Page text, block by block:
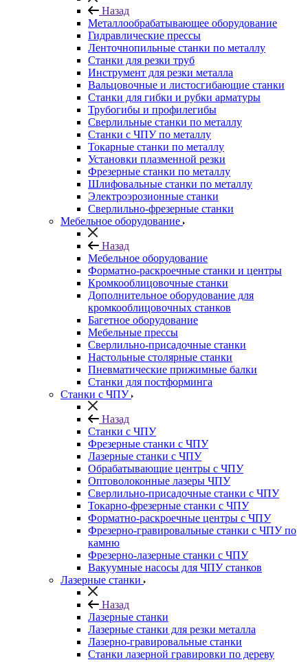
Назад
Металлообрабатывающее оборудование
Гидравлические прессы
Ленточнопильные станки по металлу
Станки для резки труб
Инструмент для резки металла
Вальцовочные и листосгибающие станки
Станки для гибки и рубки арматуры
Трубогибы и профилегибы
Сверлильные станки по металлу
Станки с ЧПУ по металлу
Токарные станки по металлу
Установки плазменной резки
Фрезерные станки по металлу
Шлифовальные станки по металлу
Электроэрозионные станки
Сверлильно-фрезерные станки
Мебельное оборудование
Назад
Мебельное оборудование
Форматно-раскроечные станки и центры
Кромкооблицовочные станки
Дополнительное оборудование для
кромкооблицовочных станков
Багетное оборудование
Мебельные прессы
Сверлильно-присадочные станки
Настольные столярные станки
Пневматические прижимные балки
Станки для постформинга
Станки с ЧПУ
Назад
Станки с ЧПУ
Фрезерные станки с ЧПУ
Лазерные станки с ЧПУ
Обрабатывающие центры с ЧПУ
Оптоволоконные лазеры ЧПУ
Сверлильно-присадочные станки с ЧПУ
Токарно-фрезерные станки с ЧПУ
Форматно-раскроечные центры с ЧПУ
Фрезерно-гравировальные станки с ЧПУ по
камню
Фрезерно-лазерные станки с ЧПУ
Вакуумные насосы для ЧПУ станков
Лазерные станки
Назад
Лазерные станки
Лазерные станки для резки металла
Лазерно-гравировальные станки
Станки лазерной гравировки по дереву